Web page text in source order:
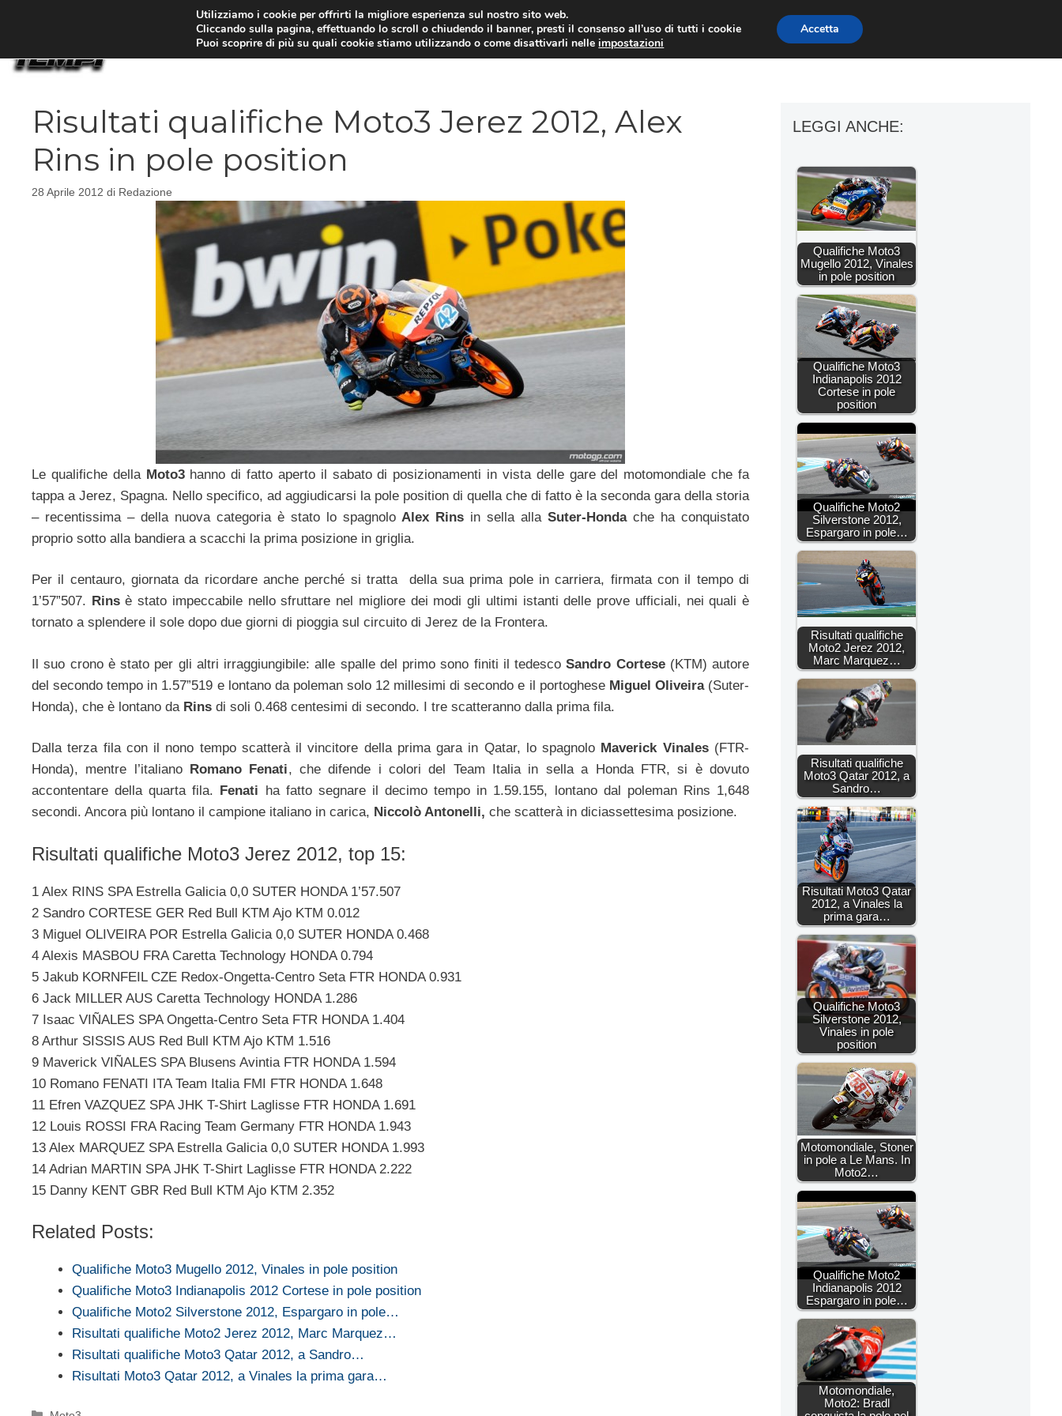
MOTO NEWS ACCESSORI MOTO MOTO GP
Risultati qualifiche Moto3 Jerez 2012, Alex
Rins in pole position
28 Aprile 2012 di Redazione
Le qualifiche della Moto3hanno di fatto aperto il sabato di posizionamenti in vista delle gare del motomondiale che fa
tappa a Jerez, Spagna. Nello specifico, ad aggiudicarsi la pole position di quella che di fatto è la seconda gara della storia
– recentissima – della nuova categoria è stato lo spagnolo Alex Rins in sella allaSuter-Hondache ha conquistato
proprio sotto alla bandiera a scacchi la prima posizione in griglia.
Per il centauro, giornata da ricordare anche perché si tratta della sua prima pole in carriera, firmata con il tempo di
1’57”507. Rinsè stato impeccabile nello sfruttare nel migliore dei modi gli ultimi istanti delle prove ufficiali, nei quali è
tornato a splendere il sole dopo due giorni di pioggia sul circuito di Jerez de la Frontera.
Il suo crono è stato per gli altri irraggiungibile: alle spalle del primo sono finiti il tedesco Sandro Cortese(KTM) autore
del secondo tempo in 1.57”519 e lontano da poleman solo 12 millesimi di secondo e il portoghese Miguel Oliveira(Suter-
Honda), che è lontano da Rins di soli 0.468 centesimi di secondo. I tre scatteranno dalla prima fila.
Dalla terza fila con il nono tempo scatterà il vincitore della prima gara in Qatar, lo spagnolo Maverick Vinales(FTR-
Honda), mentre l’italianoRomano Fenati, che difende i colori del Team Italia in sella a Honda FTR, si è dovuto
accontentare della quarta fila.
Fenati ha fatto segnare il decimo tempo in 1.59.155, lontano dal poleman Rins 1,648
secondi. Ancora più lontano il campione italiano in carica, Niccolò Antonelli, che scatterà in diciassettesima posizione.
Risultati qualifiche Moto3 Jerez 2012, top 15:
1 Alex RINS SPA Estrella Galicia 0,0 SUTER HONDA 1’57.507
2 Sandro CORTESE GER Red Bull KTM Ajo KTM 0.012
3 Miguel OLIVEIRA POR Estrella Galicia 0,0 SUTER HONDA 0.468
4 Alexis MASBOU FRA Caretta Technology HONDA 0.794
5 Jakub KORNFEIL CZE Redox-Ongetta-Centro Seta FTR HONDA 0.931
6 Jack MILLER AUS Caretta Technology HONDA 1.286
7 Isaac VIÑALES SPA Ongetta-Centro Seta FTR HONDA 1.404
8 Arthur SISSIS AUS Red Bull KTM Ajo KTM 1.516
9 Maverick VIÑALES SPA Blusens Avintia FTR HONDA 1.594
10 Romano FENATI ITA Team Italia FMI FTR HONDA 1.648
11 Efren VAZQUEZ SPA JHK T-Shirt Laglisse FTR HONDA 1.691
12 Louis ROSSI FRA Racing Team Germany FTR HONDA 1.943
13 Alex MARQUEZ SPA Estrella Galicia 0,0 SUTER HONDA 1.993
14 Adrian MARTIN SPA JHK T-Shirt Laglisse FTR HONDA 2.222
15 Danny KENT GBR Red Bull KTM Ajo KTM 2.352
Related Posts:
Qualifiche Moto3 Mugello 2012, Vinales in pole position
Qualifiche Moto3 Indianapolis 2012 Cortese in pole position
Qualifiche Moto2 Silverstone 2012, Espargaro in pole…
Risultati qualifiche Moto2 Jerez 2012, Marc Marquez…
Risultati qualifiche Moto3 Qatar 2012, a Sandro…
Risultati Moto3 Qatar 2012, a Vinales la prima gara…
LEGGI ANCHE:
Qualifiche Moto3
Mugello 2012, Vinales
in pole position
Qualifiche Moto3
Indianapolis 2012
Cortese in pole
position
Qualifiche Moto2
Silverstone 2012,
Espargaro in pole…
Risultati qualifiche
Moto2 Jerez 2012,
Marc Marquez…
Risultati qualifiche
Moto3 Qatar 2012, a
Sandro…
Risultati Moto3 Qatar
2012, a Vinales la
prima gara…
Qualifiche Moto3
Silverstone 2012,
Vinales in pole
position
Motomondiale, Stoner
in pole a Le Mans. In
Moto2…
Qualifiche Moto2
Indianapolis 2012
Espargaro in pole…
Motomondiale,
Moto2: Bradl
Utilizziamo i cookie per offrirti la migliore esperienza sul nostro sito web.
Cliccando sulla pagina, effettuando lo scroll o chiudendo il banner, presti il consenso all’uso di tutti i cookie
Puoi scoprire di più su quali cookie stiamo utilizzando o come disattivarli nelleimpostazioni
Accetta